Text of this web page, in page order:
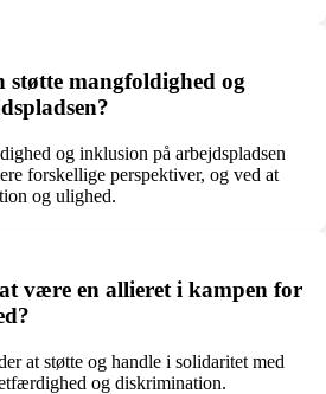
mangfoldighed og
og inklusion på arbejdspladsen
forskellige perspektiver, og ved at
og ulighed.
være en allieret i kampen for
at støtte og handle i solidaritet med
og diskrimination.